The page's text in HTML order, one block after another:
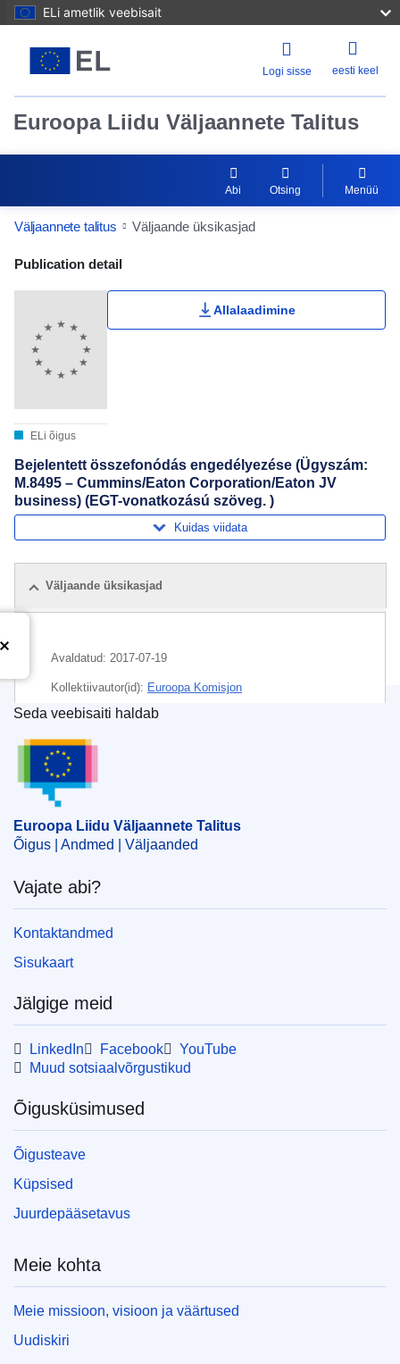
ELi ametlik veebisait
Logi sisse eesti keel
Euroopa Liidu Väljaannete Talitus
Abi Otsing Menüü
Väljaannete talitus Väljaande üksikasjad
Publication Detail Actions Portlet
Publication detail
ELi õigus
Allalaadimine
Bejelentett összefonódás engedélyezése (Ügyszám:
M.8495 – Cummins/Eaton Corporation/Eaton JV
business) (EGT-vonatkozású szöveg. )
Kuidas viidata
Väljaande üksikasjad
Avaldatud: 2017-07-19
Kollektiivautor(id): Euroopa Komisjon
mootor,sõidukiosad
CELEX : 52017M8495
OJ : JOC_2017_233_R_0001
Euroopa Liidu Väljaannete Talitus
Seda veebisaiti haldab
Euroopa Liidu Väljaannete Talitus
Õigus | Andmed | Väljaanded
Vajate abi?
Kontaktandmed
Sisukaart
Jälgige meid
LinkedIn Facebook
YouTube
Muud sotsiaalvõrgustikud
Õigusküsimused
Õigusteave
Küpsised
Juurdepääsetavus
Meie kohta
Meie missioon, visioon ja väärtused
Uudiskiri